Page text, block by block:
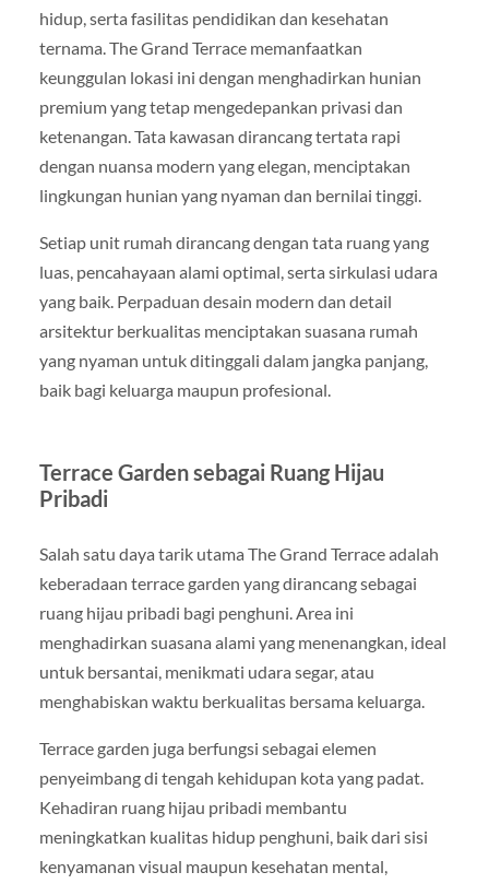
hidup, serta fasilitas pendidikan dan kesehatan
ternama. The Grand Terrace memanfaatkan
keunggulan lokasi ini dengan menghadirkan hunian
premium yang tetap mengedepankan privasi dan
ketenangan. Tata kawasan dirancang tertata rapi
dengan nuansa modern yang elegan, menciptakan
lingkungan hunian yang nyaman dan bernilai tinggi.
Setiap unit rumah dirancang dengan tata ruang yang
luas, pencahayaan alami optimal, serta sirkulasi udara
yang baik. Perpaduan desain modern dan detail
arsitektur berkualitas menciptakan suasana rumah
yang nyaman untuk ditinggali dalam jangka panjang,
baik bagi keluarga maupun profesional.
Terrace Garden sebagai Ruang Hijau
Pribadi
Salah satu daya tarik utama The Grand Terrace adalah
keberadaan terrace garden yang dirancang sebagai
ruang hijau pribadi bagi penghuni. Area ini
menghadirkan suasana alami yang menenangkan, ideal
untuk bersantai, menikmati udara segar, atau
menghabiskan waktu berkualitas bersama keluarga.
Terrace garden juga berfungsi sebagai elemen
penyeimbang di tengah kehidupan kota yang padat.
Kehadiran ruang hijau pribadi membantu
meningkatkan kualitas hidup penghuni, baik dari sisi
kenyamanan visual maupun kesehatan mental,